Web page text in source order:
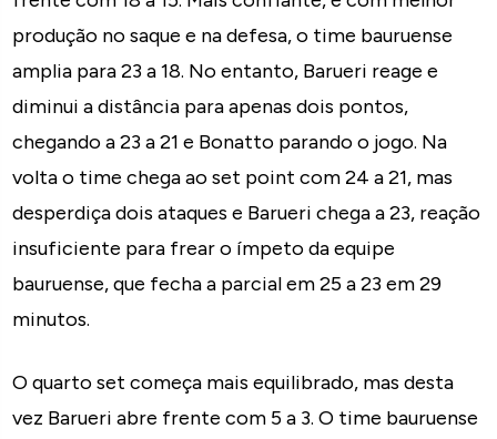
produção no saque e na defesa, o time bauruense
amplia para 23 a 18. No entanto, Barueri reage e
diminui a distância para apenas dois pontos,
chegando a 23 a 21 e Bonatto parando o jogo. Na
volta o time chega ao set point com 24 a 21, mas
desperdiça dois ataques e Barueri chega a 23, reação
insuficiente para frear o ímpeto da equipe
bauruense, que fecha a parcial em 25 a 23 em 29
minutos.
O quarto set começa mais equilibrado, mas desta
vez Barueri abre frente com 5 a 3. O time bauruense